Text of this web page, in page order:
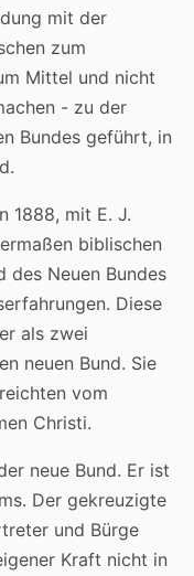
mit der
zum
Mittel und nicht
- zu der
Bundes geführt, in
1888, mit E. J.
biblischen
des Neuen Bundes
Diese
als zwei
neuen Bund. Sie
vom
Christi.
neue Bund. Er ist
Der gekreuzigte
und Bürge
Kraft nicht in